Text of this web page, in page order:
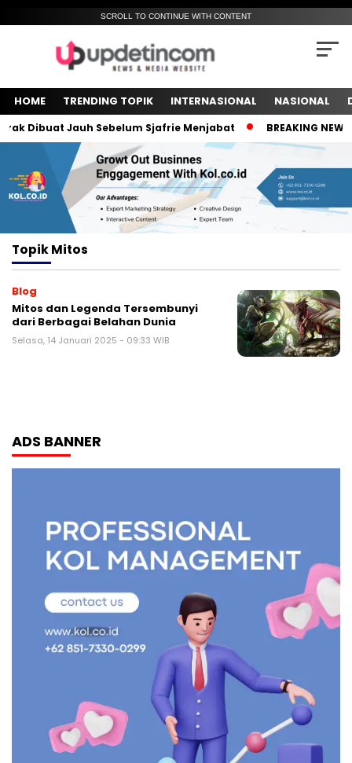
SCROLL TO CONTINUE WITH CONTENT
HOME TRENDING TOPIK INTERNASIONAL NASIONAL
Dibuat Jauh Sebelum Sjafrie Menjabat BREAKING
TopikMitos
Blog
Mitos dan Legenda Tersembunyi
dari Berbagai Belahan Dunia
Selasa, 14 Januari 2025 - 09:33 WIB
ADS BANNER